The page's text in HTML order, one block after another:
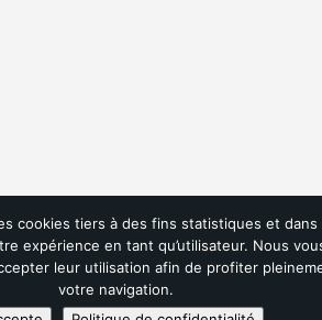
cookies tiers à des fins statistiques et dans
expérience en tant qu’utilisateur. Nous
leur utilisation afin de profiter
votre navigation.